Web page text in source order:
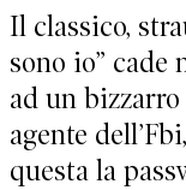
Il classico,
sono io”
ad un
agente
questa la